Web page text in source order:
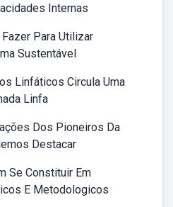
Internas
Para Utilizar
Sustentável
Linfáticos Circula Uma
Linfa
Dos Pioneiros Da
Destacar
Se Constituir Em
E Metodologicos